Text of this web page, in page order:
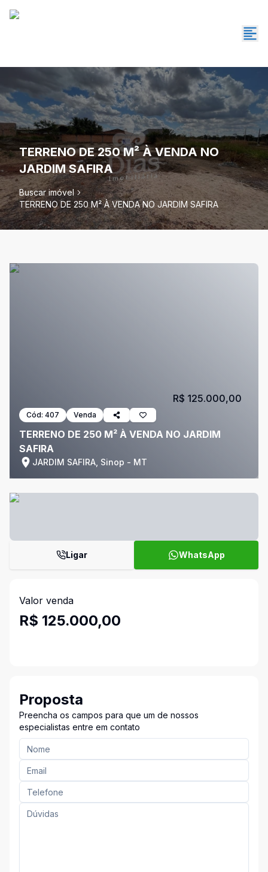
TERRENO DE 250 M² À VENDA NO
JARDIM SAFIRA
Buscar imóvel
TERRENO DE 250 M² À VENDA NO JARDIM SAFIRA
Cód: 407 Venda
TERRENO DE 250 M² À VENDA NO JARDIM
SAFIRA
JARDIM SAFIRA, Sinop - MT
R$ 125.000,00
Ligar WhatsApp
Valor venda
R$ 125.000,00
Proposta
Preencha os campos para que um de nossos
especialistas entre em contato